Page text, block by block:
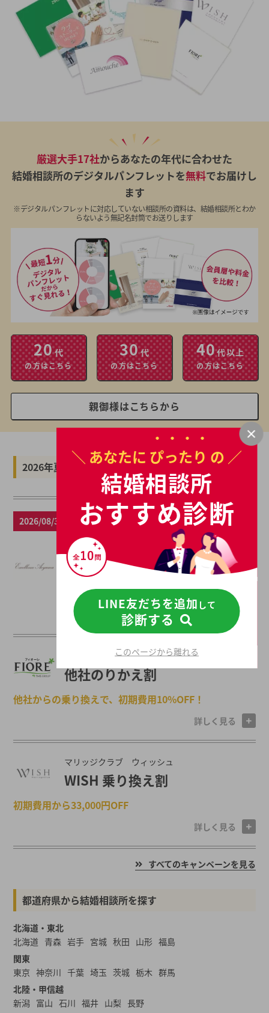
厳選大手17社からあなたの年代に合わせた
結婚相談所のデジタルパンフレットを無料でお届けし
ます
※デジタルパンフレットに対応していない相談所の資料は、結婚相談所とわか
らないよう無記名封筒でお送りします
20代
の方はこちら
30代
の方はこちら
40代以上
の方はこちら
親御様はこちらから
2026年夏の最新キャンペーン
2026/08/31まで
エクセレンス青山
無料オンラインカウンセリング
で入会金が10%OFF！！
他社のりかえ割
他社からの乗り換えで、初期費用10%OFF！
詳しく見る
マリッジクラブ ウィッシュ
WISH 乗り換え割
初期費用から33,000円OFF
詳しく見る
すべてのキャンペーンを見る
都道府県から結婚相談所を探す
北海道・東北
北海道 青森 岩手 宮城 秋田 山形 福島
関東
東京 神奈川 千葉 埼玉 茨城 栃木 群馬
北陸・甲信越
新潟 富山 石川 福井 山梨 長野
＼ あなたに ぴったり の ／
結婚相談所
おすすめ診断
LINE友だちを追加 して
診断する
このページから離れる